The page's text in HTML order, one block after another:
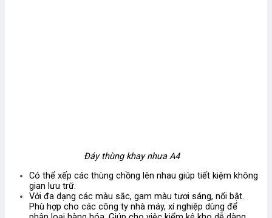
Đáy thùng khay nhưa A4
Có thể xếp các thùng chồng lên nhau giúp tiết kiệm không
gian lưu trữ.
Với đa dạng các màu sắc, gam màu tươi sáng, nổi bật.
Phù hợp cho các công ty nhà máy, xí nghiệp dùng để